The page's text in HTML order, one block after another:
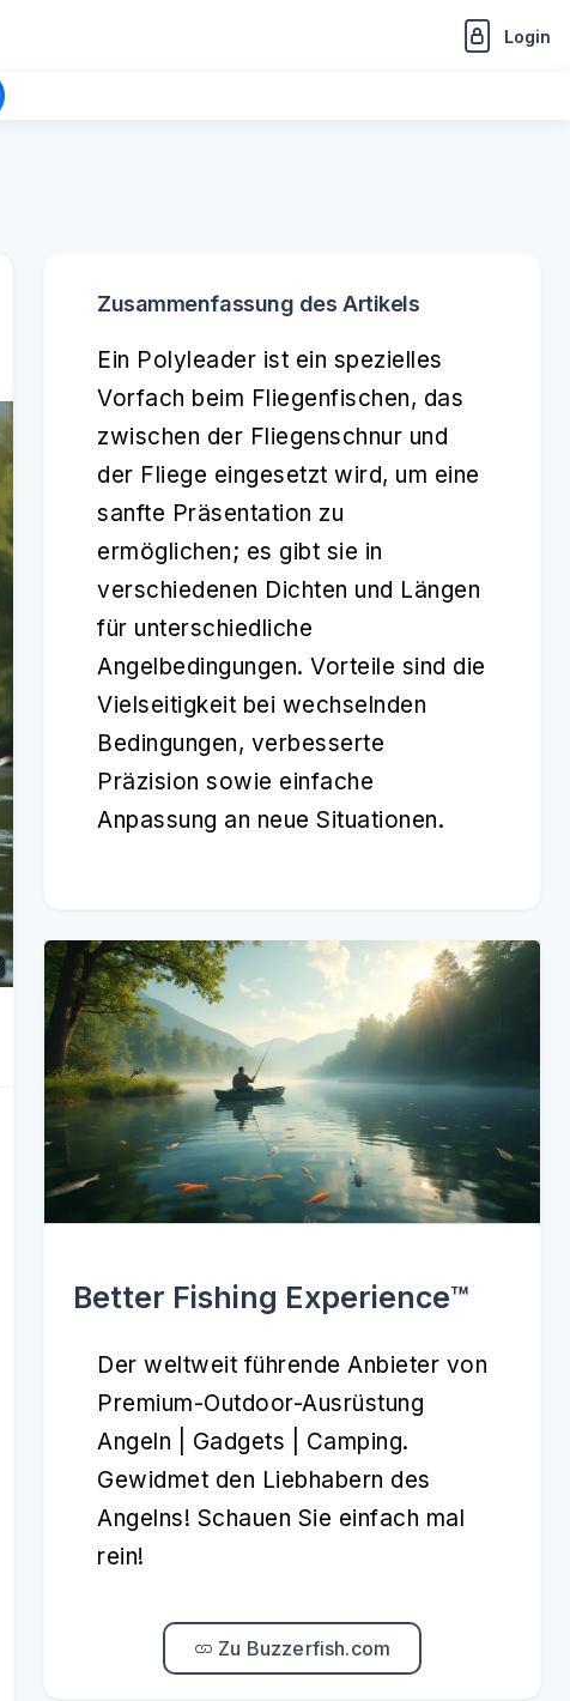
Login
Zusammenfassung des Artikels
Ein Polyleader ist ein spezielles
Vorfach beim Fliegenfischen, das
zwischen der Fliegenschnur und
der Fliege eingesetzt wird, um eine
sanfte Präsentation zu
ermöglichen; es gibt sie in
verschiedenen Dichten und Längen
für unterschiedliche
Angelbedingungen. Vorteile sind die
Vielseitigkeit bei wechselnden
Bedingungen, verbesserte
Präzision sowie einfache
Anpassung an neue Situationen.
Better Fishing Experience™️
Der weltweit führende Anbieter von
Premium-Outdoor-Ausrüstung
Angeln | Gadgets | Camping.
Gewidmet den Liebhabern des
Angelns! Schauen Sie einfach mal
rein!
Zu Buzzerfish.com